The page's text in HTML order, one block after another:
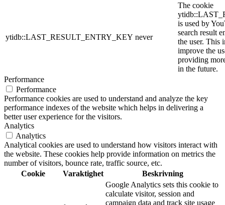
ytidb::LAST_RESULT_ENTRY_KEY never
The cookie
is used by
search result
the user. This
improve the
providing
in the future.
Performance
Performance
Performance cookies are used to understand and analyze the key
performance indexes of the website which helps in delivering a
better user experience for the visitors.
Analytics
Analytics
Analytical cookies are used to understand how visitors interact with
the website. These cookies help provide information on metrics the
number of visitors, bounce rate, traffic source, etc.
Cookie
Varaktighet Beskrivning
Google Analytics sets this cookie to
calculate visitor, session and
campaign data and track site usage